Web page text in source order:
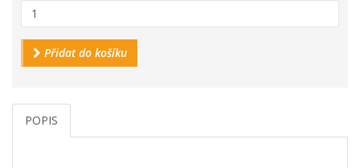
Přidat do košíku
POPIS